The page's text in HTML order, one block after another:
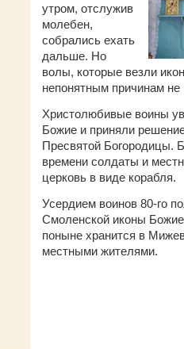
утром, отслужив
молебен,
собрались ехать
дальше. Но
волы, которые везли
непонятным причинам не
Христолюбивые воины
Божие и приняли
Пресвятой Богородицы.
времени солдаты и
церковь в виде корабля.
Усердием воинов 80-го
Смоленской иконы
поныне хранится в
местными жителями.